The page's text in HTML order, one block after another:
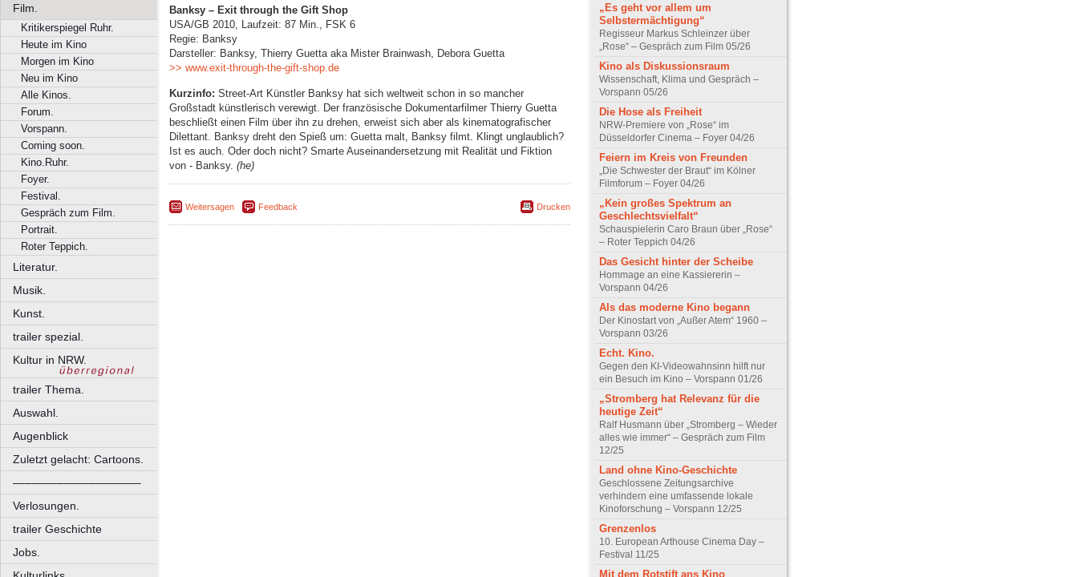
Film.
Kritikerspiegel Ruhr.
Heute im Kino
Morgen im Kino
Neu im Kino
Alle Kinos.
Forum.
Vorspann.
Coming soon.
Kino.Ruhr.
Foyer.
Festival.
Gespräch zum Film.
Portrait.
Roter Teppich.
Literatur.
Musik.
Kunst.
trailer spezial.
Kultur in NRW.
trailer Thema.
Auswahl.
Augenblick
Zuletzt gelacht: Cartoons.
––––––––––––––––––––
Verlosungen.
trailer Geschichte
Jobs.
Banksy – Exit through the Gift Shop
USA/GB 2010, Laufzeit: 87 Min., FSK 6
Regie: Banksy
Darsteller: Banksy, Thierry Guetta aka Mister Brainwash, Debora Guetta
>> www.exit-through-the-gift-shop.de
Kurzinfo: Street-Art Künstler Banksy hat sich weltweit schon in so mancher
Großstadt künstlerisch verewigt. Der französische Dokumentarfilmer Thierry Guetta
beschließt einen Film über ihn zu drehen, erweist sich aber als kinematografischer
Dilettant. Banksy dreht den Spieß um: Guetta malt, Banksy filmt. Klingt unglaublich?
Ist es auch. Oder doch nicht? Smarte Auseinandersetzung mit Realität und Fiktion
von - Banksy. (he)
Weitersagen Feedback Drucken
„Es geht vor allem um
Selbstermächtigung“
Regisseur Markus Schleinzer über
„Rose“ – Gespräch zum Film 05/26
Kino als Diskussionsraum
Wissenschaft, Klima und Gespräch –
Vorspann 05/26
Die Hose als Freiheit
NRW-Premiere von „Rose“ im
Düsseldorfer Cinema – Foyer 04/26
Feiern im Kreis von Freunden
„Die Schwester der Braut“ im Kölner
Filmforum – Foyer 04/26
„Kein großes Spektrum an
Geschlechtsvielfalt“
Schauspielerin Caro Braun über „Rose“
– Roter Teppich 04/26
Das Gesicht hinter der Scheibe
Hommage an eine Kassiererin –
Vorspann 04/26
Als das moderne Kino begann
Der Kinostart von „Außer Atem“ 1960 –
Vorspann 03/26
Echt. Kino.
Gegen den KI-Videowahnsinn hilft nur
ein Besuch im Kino – Vorspann 01/26
„Stromberg hat Relevanz für die
heutige Zeit“
Ralf Husmann über „Stromberg – Wieder
alles wie immer“ – Gespräch zum Film
12/25
Land ohne Kino-Geschichte
Geschlossene Zeitungsarchive
verhindern eine umfassende lokale
Kinoforschung – Vorspann 12/25
Grenzenlos
10. European Arthouse Cinema Day –
Festival 11/25
Mit dem Rotstift ans Kino